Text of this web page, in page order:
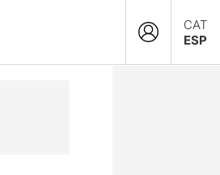
CAT
ESP